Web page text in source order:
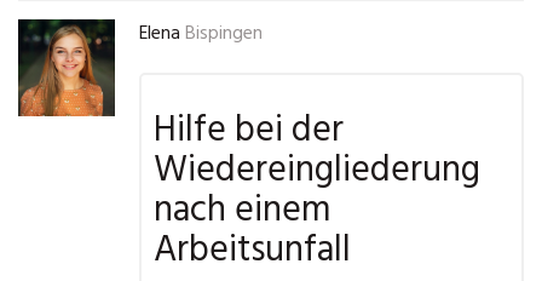
Elena Bispingen
Hilfe bei der
Wiedereingliederung
nach einem
Arbeitsunfall